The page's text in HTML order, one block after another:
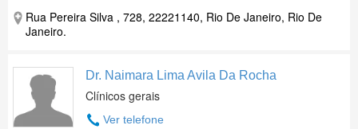
Rua Pereira Silva , 728, 22221140, Rio De Janeiro, Rio De
Janeiro.
Dr. Naimara Lima Avila Da Rocha
Clínicos gerais
Ver telefone